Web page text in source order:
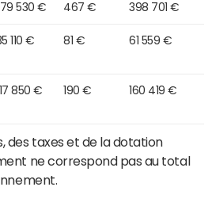
530 € 467 € 398 701 €
110 € 81 € 61 559 €
850 € 190 € 160 419 €
des taxes et de la dotation
ne correspond pas au total